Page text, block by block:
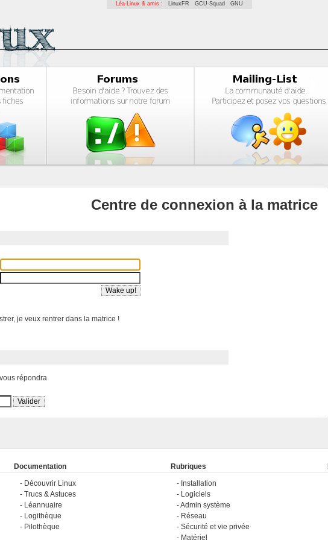
Léa-Linux & amis : LinuxFR GCU-Squad GNU
Centre de connexion à la matrice
je veux rentrer dans la matrice !
répondra
Documentation
Découvrir Linux
Trucs & Astuces
Léannuaire
Logithèque
Pilothèque
Rubriques
Installation
Logiciels
Admin système
Réseau
Sécurité et vie privée
Matériel